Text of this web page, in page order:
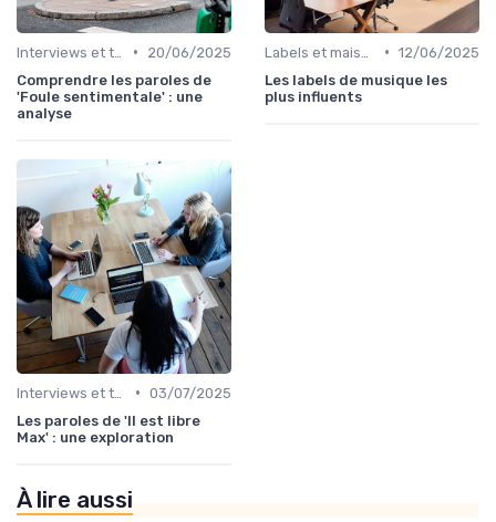
•
20/06/2025
Comprendre les paroles de
'Foule sentimentale' : une
analyse
• 12/06/2025
Les labels de musique les
plus influents
• 03/07/2025
Les paroles de 'Il est libre
Max' : une exploration
À lire aussi